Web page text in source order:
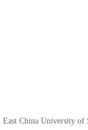
China University of